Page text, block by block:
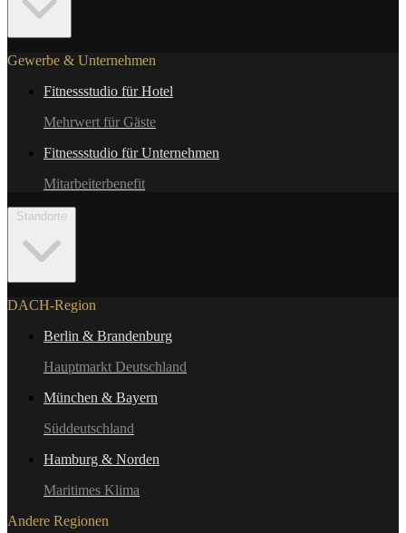
Gewerbe & Unternehmen
Fitnessstudio für Hotel
Mehrwert für Gäste
Fitnessstudio für Unternehmen
Mitarbeiterbenefit
DACH-Region
Berlin & Brandenburg
Hauptmarkt Deutschland
München & Bayern
Süddeutschland
Hamburg & Norden
Maritimes Klima
Andere Regionen